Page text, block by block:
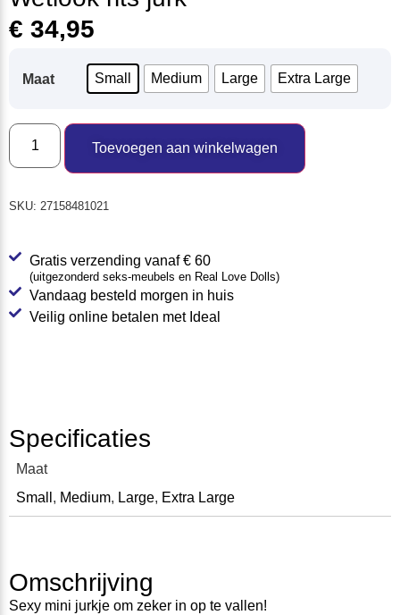
€ 34,95
Maat Small Medium Large Extra Large
Toevoegen aan winkelwagen
SKU: 27158481021
Gratis verzending vanaf € 60
(uitgezonderd seks-meubels en Real Love Dolls)
Vandaag besteld morgen in huis
Veilig online betalen met Ideal
Specificaties
Maat
Small , Medium, Large, Extra Large
Omschrijving
Sexy mini jurkje om zeker in op te vallen!